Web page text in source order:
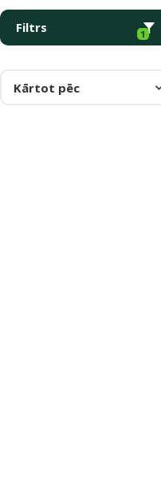
Filtrs 1
Kārtot pēc